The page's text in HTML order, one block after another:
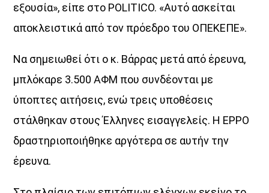
εξουσία», είπε στο POLITICO. «Αυτό ασκείται
αποκλειστικά από τον πρόεδρο του ΟΠΕΚΕΠΕ».
Να σηµειωθεί ότι ο κ. Βάρρας µετά από έρευνα,
µπλόκαρε 3.500 ΑΦΜ που συνδέονται µε
ύποπτες αιτήσεις, ενώ τρεις υποθέσεις
στάλθηκαν στους Έλληνες εισαγγελείς. Η EPPO
δραστηριοποιήθηκε αργότερα σε αυτήν την
έρευνα.